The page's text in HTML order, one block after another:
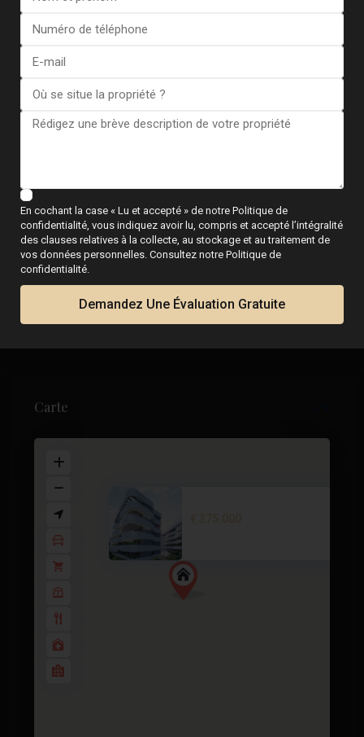
Je consens à la Conditions générales du RGPD
WhatsApp
Plans d'étage
Carte
En cochant la case « Lu et accepté » de notre Politique de
confidentialité, vous indiquez avoir lu, compris et accepté l’intégralité
des clauses relatives à la collecte, au stockage et au traitement de
vos données personnelles. Consultez notre Politique de
confidentialité.
Demandez Une Évaluation Gratuite